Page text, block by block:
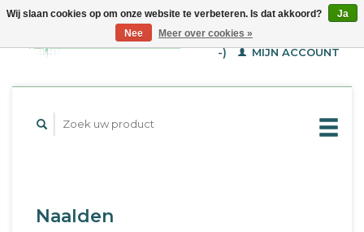
WINKELWAGEN (€--,-
-)
MIJN ACCOUNT
Naalden
Wij slaan cookies op om onze website te verbeteren. Is dat akkoord?
Ja
Nee
Meer over cookies »